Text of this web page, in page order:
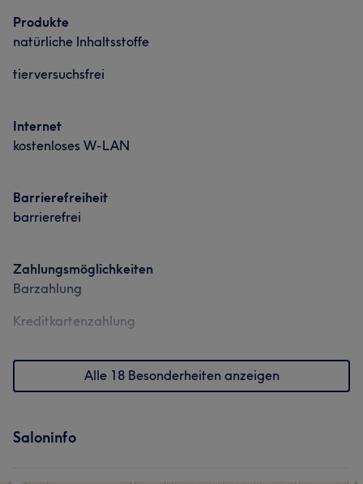
Produkte
natürliche Inhaltsstoffe
tierversuchsfrei
Internet
kostenloses W-LAN
Barrierefreiheit
barrierefrei
Zahlungsmöglichkeiten
Barzahlung
Kreditkartenzahlung
Alle 18 Besonderheiten anzeigen
Saloninfo